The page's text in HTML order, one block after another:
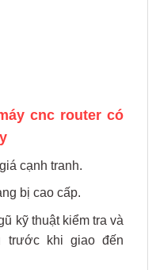
cnc router có
cạnh tranh.
bị cao cấp.
kỹ thuật kiểm tra và
trước khi giao đến